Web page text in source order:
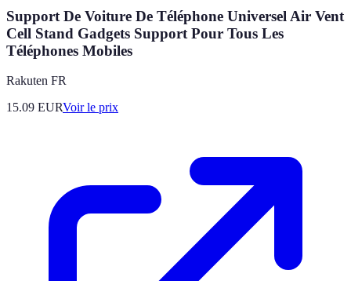
Support De Voiture De Téléphone Universel Air Vent
Cell Stand Gadgets Support Pour Tous Les
Téléphones Mobiles
Rakuten FR
15.09 EURVoir le prix